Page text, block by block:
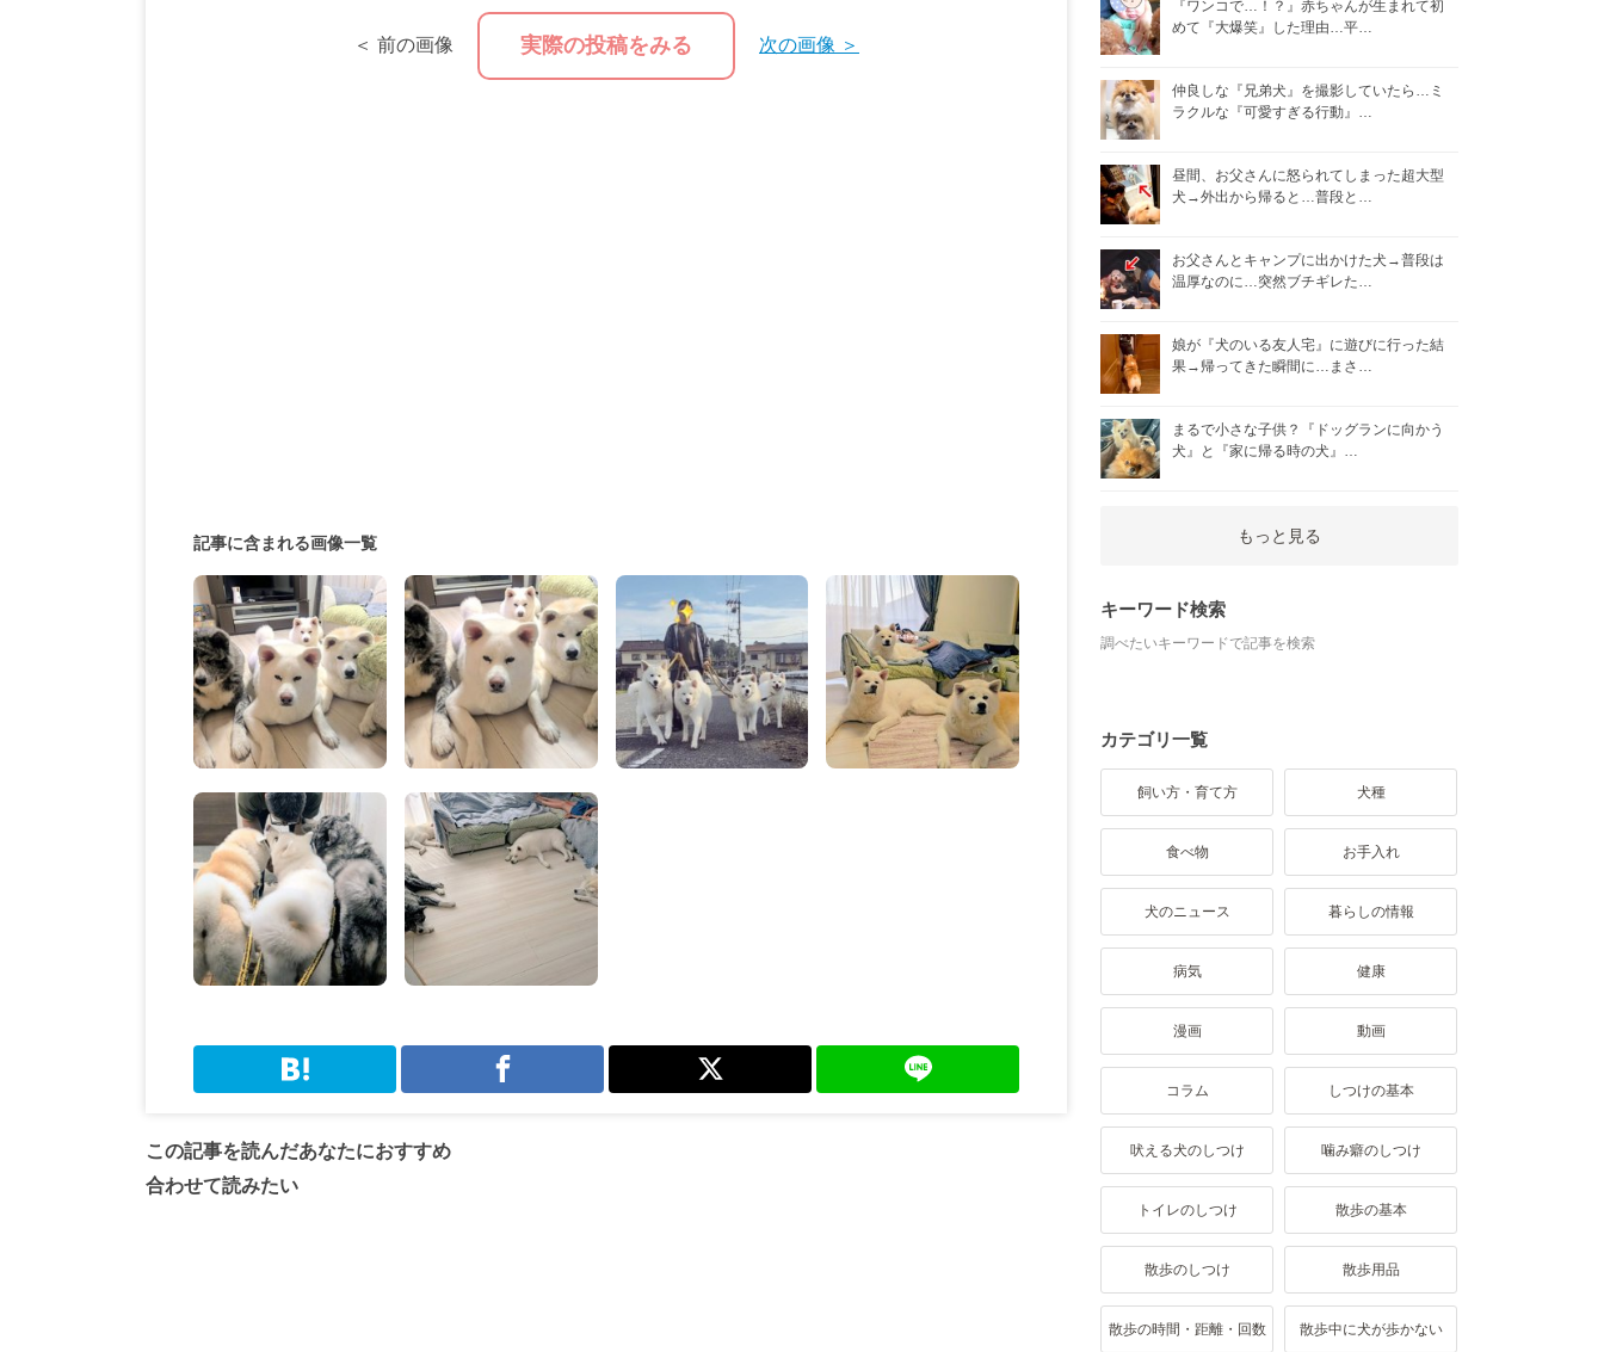
＜ 前の画像 実際の投稿をみる 次の画像 ＞
記事に含まれる画像一覧
この記事を読んだあなたにおすすめ
合わせて読みたい
『ワンコで…！？』赤ちゃんが生まれて初
めて『大爆笑』した理由…平…
仲良しな『兄弟犬』を撮影していたら…ミ
ラクルな『可愛すぎる行動』…
昼間、お父さんに怒られてしまった超大型
犬→外出から帰ると…普段と…
お父さんとキャンプに出かけた犬→普段は
温厚なのに…突然ブチギレた…
娘が『犬のいる友人宅』に遊びに行った結
果→帰ってきた瞬間に…まさ…
まるで小さな子供？『ドッグランに向かう
犬』と『家に帰る時の犬』…
もっと見る
キーワード検索
調べたいキーワードで記事を検索
カテゴリ一覧
飼い方・育て方 犬種
食べ物 お手入れ
犬のニュース 暮らしの情報
病気 健康
漫画 動画
コラム しつけの基本
吠える犬のしつけ 噛み癖のしつけ
トイレのしつけ 散歩の基本
散歩のしつけ 散歩用品
散歩の時間・距離・回数 散歩中に犬が歩かない